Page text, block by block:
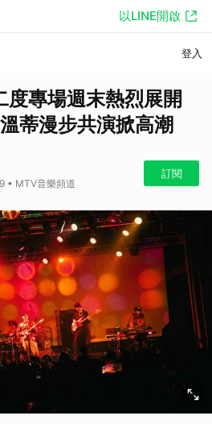
以LINE開啟
登入
專場週末熱烈展開
蒂漫步共演掀高潮
• MTV音樂頻道
訂閱